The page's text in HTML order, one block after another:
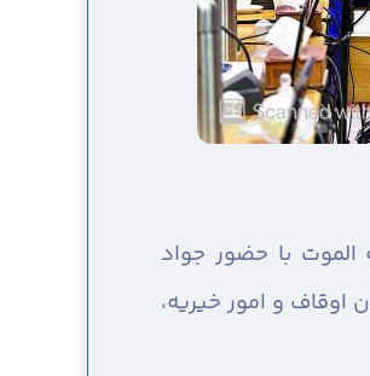
با حضور جواد
اوقاف و امور خیریه،